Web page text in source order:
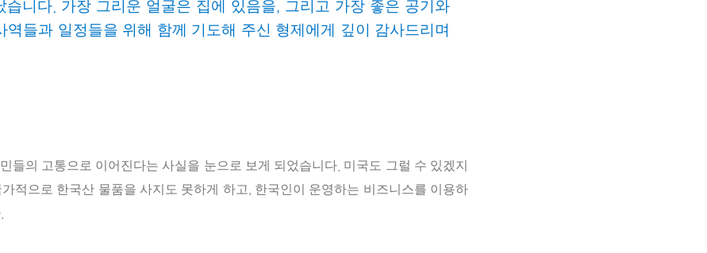
습니다. 가장 그리운 얼굴은 집에 있음을, 그리고 가장 좋은 공기와
역들과 일정들을 위해 함께 기도해 주신 형제에게 깊이
감사드리며
들의 고통으로 이어진다는 사실을 눈으로 보게 되었습니다 미국도 그럴 수 있겠지
가적으로 한국산 물품을 사지도 못하게 하고, 한국인이 운영하는 비즈니스를 이용하